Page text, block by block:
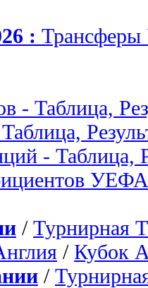
:
- Таблица,
- Таблица,
УЕФА
/ Турнирная
/ Кубок
/